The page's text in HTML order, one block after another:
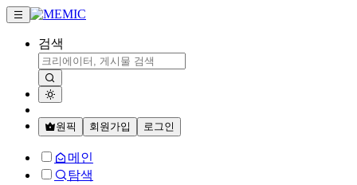
검색
원픽 회원가입 로그인
메인
탐색